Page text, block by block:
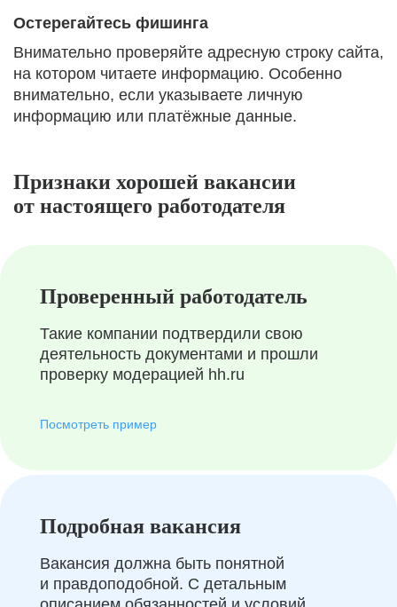
Остерегайтесь фишинга
Внимательно проверяйте адресную строку сайта,
на котором читаете информацию. Особенно
внимательно, если указываете личную
информацию или платёжные данные.
Признаки хорошей вакансии
от настоящего работодателя
Проверенный работодатель
Такие компании подтвердили свою
деятельность документами и прошли
проверку модерацией hh.ru
Посмотреть пример
Подробная вакансия
Вакансия должна быть понятной
и правдоподобной. С детальным